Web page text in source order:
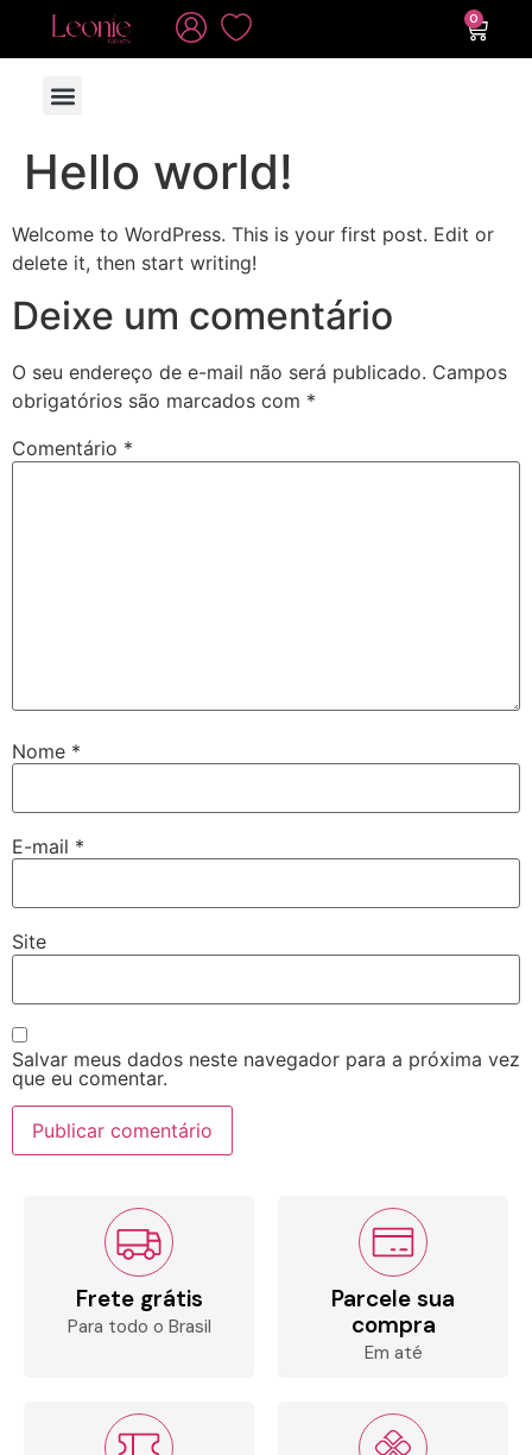
0
Hello world!
Welcome to WordPress. This is your first post. Edit or
delete it, then start writing!
Deixe um comentário
O seu endereço de e-mail não será publicado. Campos
obrigatórios são marcados com *
Comentário *
Nome *
E-mail *
Site
Salvar meus dados neste navegador para a próxima vez
que eu comentar.
Frete grátis
Para todo o Brasil
Parcele sua
compra
Em até